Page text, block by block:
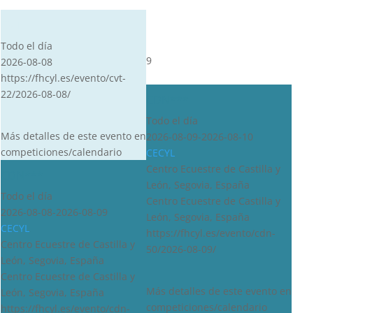
Todo el día
2026-08-08
https://fhcyl.es/evento/cvt-
22/2026-08-08/
Más detalles de este evento en
competiciones/calendario
Todo el día
2026-08-08-2026-08-09
CECYL
Centro Ecuestre de Castilla y
León, Segovia, España
Centro Ecuestre de Castilla y
León, Segovia, España
https://fhcyl.es/evento/cdn-
9
Todo el día
2026-08-09-2026-08-10
CECYL
Centro Ecuestre de Castilla y
León, Segovia, España
Centro Ecuestre de Castilla y
León, Segovia, España
https://fhcyl.es/evento/cdn-
50/2026-08-09/
Más detalles de este evento en
competiciones/calendario